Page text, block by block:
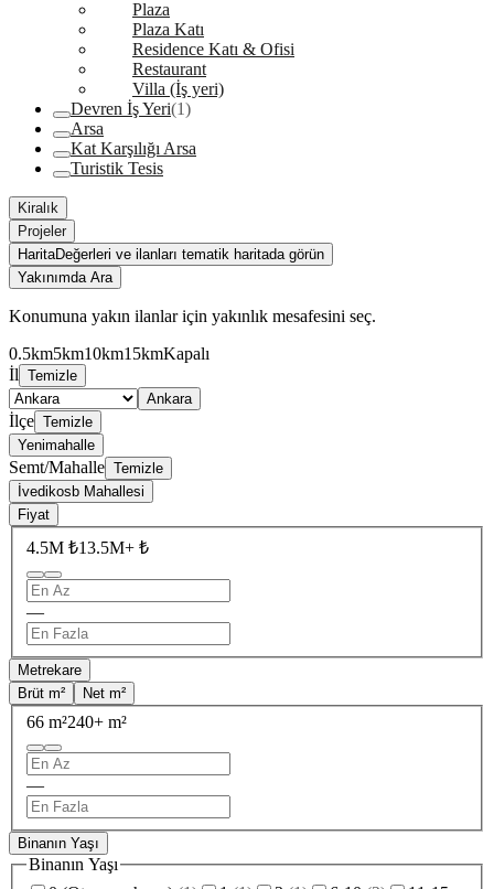
Plaza
Plaza Katı
Residence Katı & Ofisi
Restaurant
Villa (İş yeri)
Devren İş Yeri(1)
Arsa
Kat Karşılığı Arsa
Turistik Tesis
Kiralık
Projeler
HaritaDeğerleri ve ilanları tematik haritada görün
Yakınımda Ara
Konumuna yakın ilanlar için yakınlık mesafesini seç.
0.5km5km10km15kmKapalı
İl Temizle
Ankara
İlçe Temizle
Yenimahalle
Semt/Mahalle Temizle
İvedikosb Mahallesi
Fiyat
4.5M ₺13.5M+ ₺
—
Metrekare
Brüt m²
Net m²
66 m²240+ m²
—
Binanın Yaşı
Binanın Yaşı